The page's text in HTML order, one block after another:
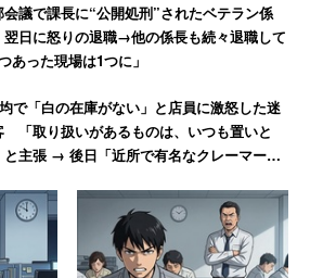
前提に決める
れない」という思い込みが、決断の
います。完璧な決断を一度で下そう
じて時間がかかってしまうのです。
のは、「臨機応変な意思決定」で
会議で課長に“公開処刑”されたベテラン係
翌日に怒りの退職→他の係長も続々退職して
つあった現場は1つに」
で「白の在庫がない」と店員に激怒した迷
「取り扱いがあるものは、いつも置いと
と主張 → 後日「近所で有名なクレーマー」